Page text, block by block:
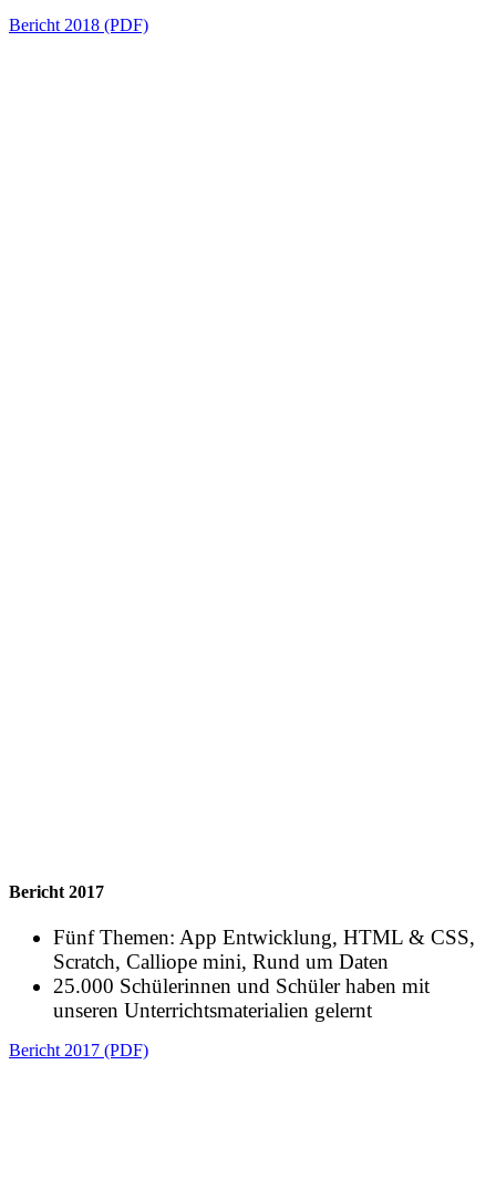
Bericht 2018 (PDF)
Bericht 2017
Fünf Themen: App Entwicklung, HTML & CSS,
Scratch, Calliope mini, Rund um Daten
25.000 Schülerinnen und Schüler haben mit
unseren Unterrichtsmaterialien gelernt
Bericht 2017 (PDF)